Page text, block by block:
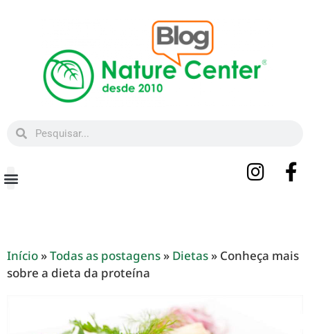
Início »Todas as postagens » Dietas » Conheça mais
sobre a dieta da proteína